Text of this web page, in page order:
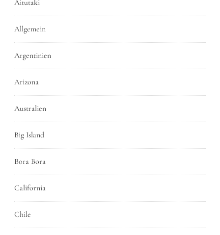
Aitutaki
Allgemein
Argentinien
Arizona
Australien
Big Island
Bora Bora
California
Chile